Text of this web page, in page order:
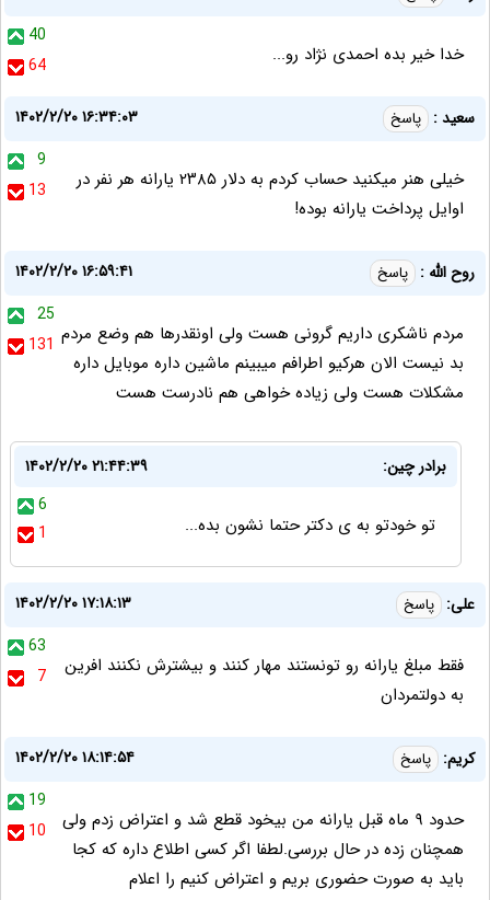
40
64
خدا خیر بده احمدی نژاد رو...
سعید : پاسخ
۱۴۰۲/۲/۲۰ ۱۶:۳۴:۰۳
9
13
خیلی هنر میکنید حساب کردم به دلار ۲۳۸۵ یارانه هر نفر در
اوایل پرداخت یارانه بوده!
روح الله : پاسخ
۱۴۰۲/۲/۲۰ ۱۶:۵۹:۴۱
25
131 مردم ناشکری داریم گرونی هست ولی اونقدرها هم وضع مردم
بد نیست الان هرکیو اطرافم میبینم ماشین داره موبایل داره
مشکلات هست ولی زیاده خواهی هم نادرست هست
برادر چین:
۱۴۰۲/۲/۲۰ ۲۱:۴۴:۳۹
6
1
تو خودتو به ی دکتر حتما نشون بده...
علی: پاسخ
۱۴۰۲/۲/۲۰ ۱۷:۱۸:۱۳
63
7
فقط مبلغ یارانه رو تونستند مهار کنند و بیشترش نکنند افرین
به دولتمردان
کریم: پاسخ
۱۴۰۲/۲/۲۰ ۱۸:۱۴:۵۴
19
10
حدود ۹ ماه قبل یارانه من بیخود قطع شد و اعتراض زدم ولی
همچنان زده در حال بررسی.لطفا اگر کسی اطلاع داره که کجا
باید به صورت حضوری بریم و اعتراض کنیم را اعلام